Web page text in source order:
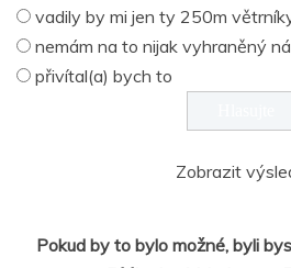
vadily by mi jen ty 250m
nemám na to nijak vyhraněný
přivítal(a) bych to
Zobrazit
Pokud by to bylo možné, byli